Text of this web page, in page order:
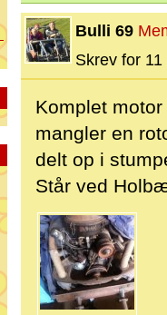
Bulli 69
Skrev for
Komplet
mangler en
delt op i
Står ved